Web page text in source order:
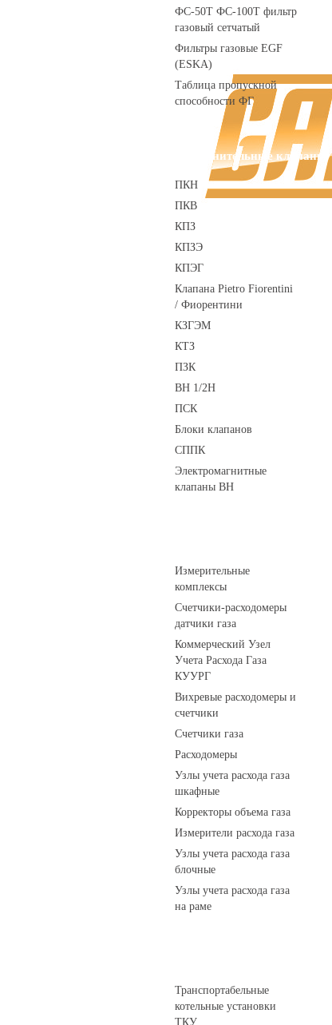
ФС-50Т ФС-100Т фильтр
газовый сетчатый
Фильтры газовые EGF
(ESKA)
Таблица пропускной
способности ФГ
Предохранительные клапаны
ПКН
ПКВ
КПЗ
КПЗЭ
КПЭГ
Клапана Pietro Fiorentini
/ Фиорентини
КЗГЭМ
КТЗ
ПЗК
ВН 1/2Н
ПСК
Блоки клапанов
СППК
Электромагнитные
клапаны ВН
Измерительные
комплексы
Счетчики-расходомеры
датчики газа
Коммерческий Узел
Учета Расхода Газа
КУУРГ
Вихревые расходомеры и
счетчики
Счетчики газа
Расходомеры
Узлы учета расхода газа
шкафные
Корректоры объема газа
Измерители расхода газа
Узлы учета расхода газа
блочные
Узлы учета расхода газа
на раме
Транспортабельные
котельные установки
ТКУ